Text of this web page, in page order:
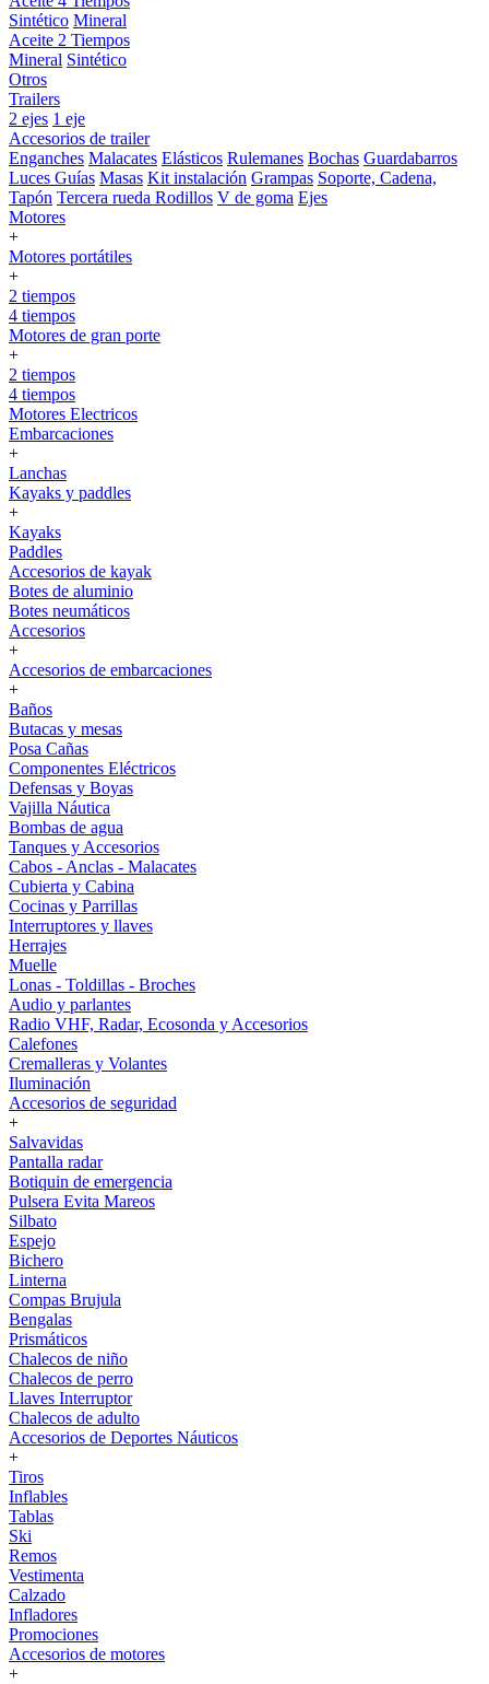
Sintético Mineral
Aceite 2 Tiempos
Mineral Sintético
Otros
Trailers
2 ejes 1 eje
Accesorios de trailer
Enganches Malacates Elásticos Rulemanes Bochas Guardabarros
Luces Guías Masas Kit instalación Grampas Soporte, Cadena,
Tapón Tercera rueda Rodillos V de goma Ejes
Motores
+
Motores portátiles
+
2 tiempos
4 tiempos
Motores de gran porte
+
2 tiempos
4 tiempos
Motores Electricos
Embarcaciones
+
Lanchas
Kayaks y paddles
+
Kayaks
Paddles
Accesorios de kayak
Botes de aluminio
Botes neumáticos
Accesorios
+
Accesorios de embarcaciones
+
Baños
Butacas y mesas
Posa Cañas
Componentes Eléctricos
Defensas y Boyas
Vajilla Náutica
Bombas de agua
Tanques y Accesorios
Cabos - Anclas - Malacates
Cubierta y Cabina
Cocinas y Parrillas
Interruptores y llaves
Herrajes
Muelle
Lonas - Toldillas - Broches
Audio y parlantes
Radio VHF, Radar, Ecosonda y Accesorios
Calefones
Cremalleras y Volantes
Iluminación
Accesorios de seguridad
+
Salvavidas
Pantalla radar
Botiquin de emergencia
Pulsera Evita Mareos
Silbato
Espejo
Bichero
Linterna
Compas Brujula
Bengalas
Prismáticos
Chalecos de niño
Chalecos de perro
Llaves Interruptor
Chalecos de adulto
Accesorios de Deportes Náuticos
+
Tiros
Inflables
Tablas
Ski
Remos
Vestimenta
Calzado
Infladores
Promociones
Accesorios de motores
+